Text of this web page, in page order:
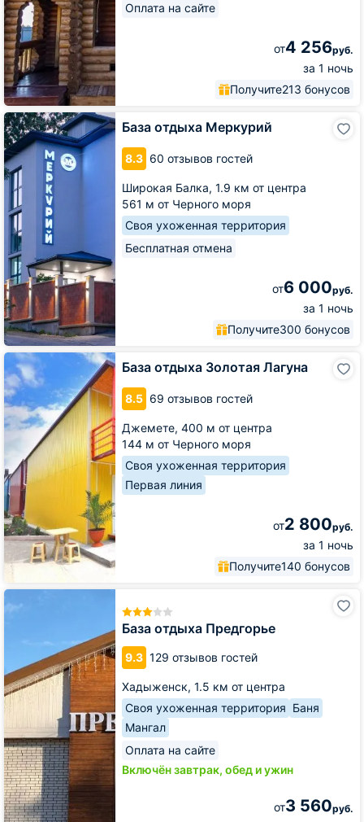
Оплата на сайте
от4 256руб.
за 1 ночь
Получите213 бонусов
База отдыха Меркурий
8.3 60 отзывов гостей
Широкая Балка, 1.9 км от центра
561 м от Черного моря
Своя ухоженная территория
Бесплатная отмена
от6 000руб.
за 1 ночь
Получите300 бонусов
База
отдыха
Меркурий
База отдыха Золотая Лагуна
8.5 69 отзывов гостей
Джемете, 400 м от центра
144 м от Черного моря
Своя ухоженная территория
Первая линия
от2 800руб.
за 1 ночь
Получите140 бонусов
База
отдыха
Золотая
Лагуна
База отдыха Предгорье
9.3 129 отзывов гостей
Хадыженск, 1.5 км от центра
Своя ухоженная территория Баня
Мангал
Оплата на сайте
Включён завтрак, обед и ужин
от3 560руб.
База
отдыха